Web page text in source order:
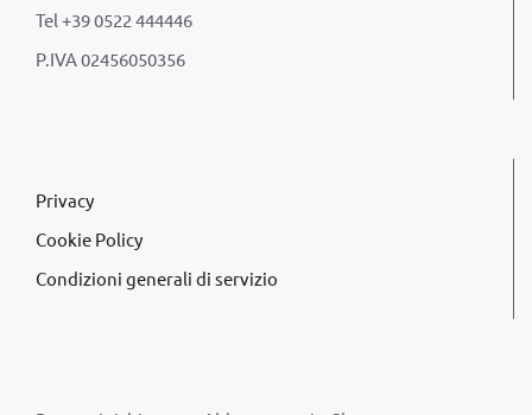
Tel +39 0522 444446
P.IVA 02456050356
Privacy
Cookie Policy
Condizioni generali di servizio